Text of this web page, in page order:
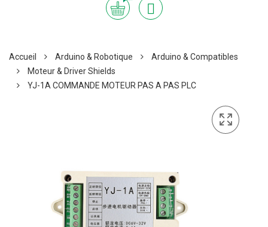
Accueil Arduino & Robotique
Arduino & Compatibles
Moteur & Driver Shields
YJ-1A COMMANDE MOTEUR PAS A PAS PLC